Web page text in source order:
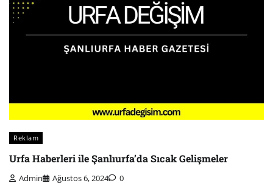
Reklam
Urfa Haberleri ile Şanlıurfa’da Sıcak Gelişmeler
Admin Ağustos 6, 2024 0